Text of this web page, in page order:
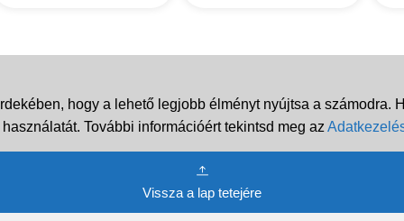
hogy a lehető legjobb élményt nyújtsa a számodra.
További információért tekintsd meg az
Vissza a lap tetejére